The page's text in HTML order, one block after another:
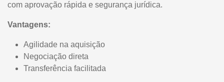
com aprovação rápida e segurança jurídica.
Vantagens:
Agilidade na aquisição
Negociação direta
Transferência facilitada